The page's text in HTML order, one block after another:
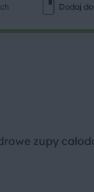
Dodaj
zupy